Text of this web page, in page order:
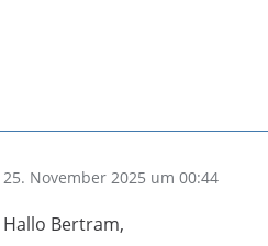
25. November 2025 um 00:44
Hallo Bertram,